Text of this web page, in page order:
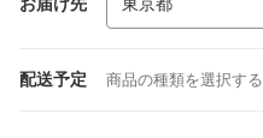
配送予定 商品の種類を選択す